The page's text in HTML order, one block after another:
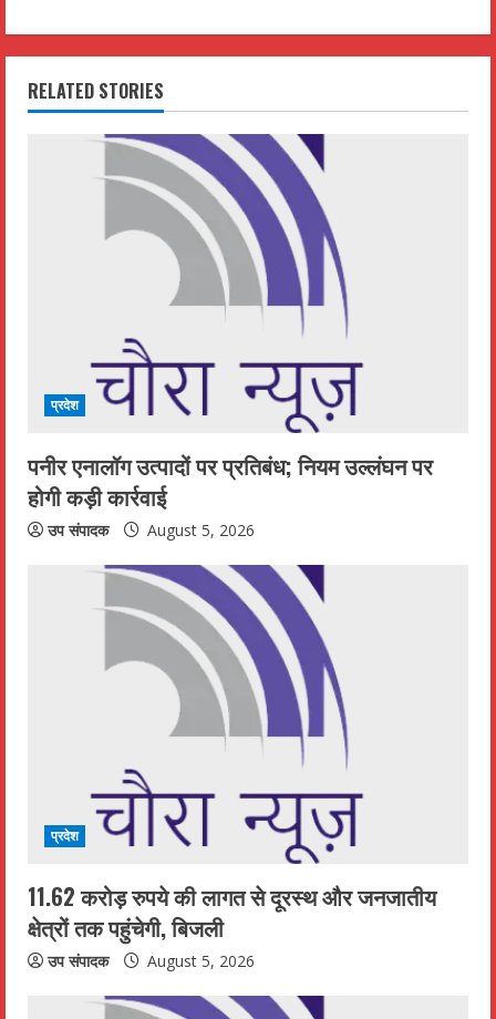
n
u
g
RELATED STORIES
प्रदेश
पनीर एनालॉग उत्पादों पर प्रतिबंध; नियम उल्लंघन पर
होगी कड़ी कार्रवाई
उप संपादक August 5, 2026
प्रदेश
11.62 करोड़ रुपये की लागत से दूरस्थ और जनजातीय
क्षेत्रों तक पहुंचेगी, बिजली
उप संपादक August 5, 2026